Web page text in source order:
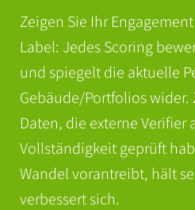
Zeigen Sie Ihr
Label: Jedes Scoring
und spiegelt die aktuelle
Gebäude/Portfolios wider.
Daten, die externe Verifier
Vollständigkeit geprüft
Wandel vorantreibt, hält
verbessert sich.